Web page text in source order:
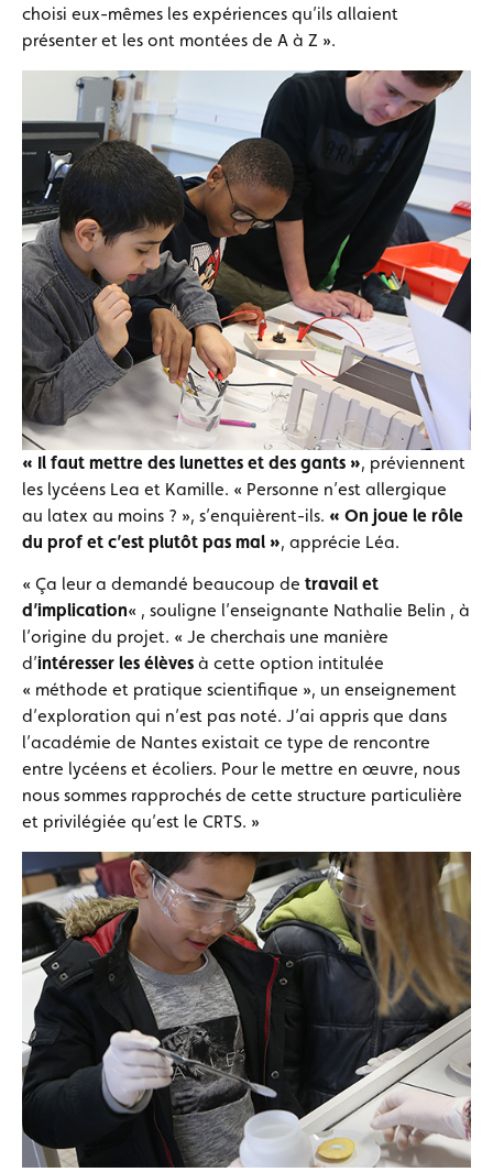
choisi eux-mêmes les expériences qu’ils allaient
présenter et les ont montées de A à Z ».
« Il faut mettre des lunettes et des gants », préviennent
les lycéens Lea et Kamille. « Personne n’est allergique
au latex au moins ? », s’enquièrent-ils. « On joue le rôle
du prof et c’est plutôt pas mal », apprécie Léa.
« Ça leur a demandé beaucoup de travail et
d’implication« , souligne l’enseignante Nathalie Belin , à
l’origine du projet. « Je cherchais une manière
d’intéresser les élèves à cette option intitulée
« méthode et pratique scientifique », un enseignement
d’exploration qui n’est pas noté. J’ai appris que dans
l’académie de Nantes existait ce type de rencontre
entre lycéens et écoliers. Pour le mettre en œuvre, nous
nous sommes rapprochés de cette structure particulière
et privilégiée qu’est le CRTS. »